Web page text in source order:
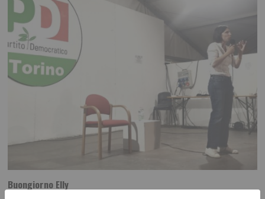
Buongiorno Elly